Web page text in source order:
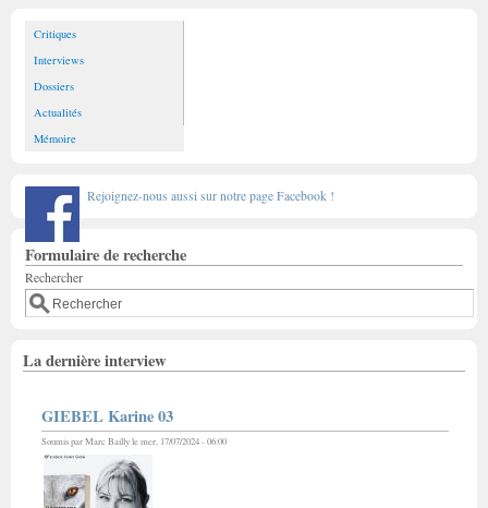
Critiques
Interviews
Dossiers
Actualités
Mémoire
Rejoignez-nous aussi sur notre page Facebook !
Formulaire de recherche
Rechercher
La dernière interview
GIEBEL Karine 03
Soumis parMarc Baillyle mer, 17/07/2024 - 06:00